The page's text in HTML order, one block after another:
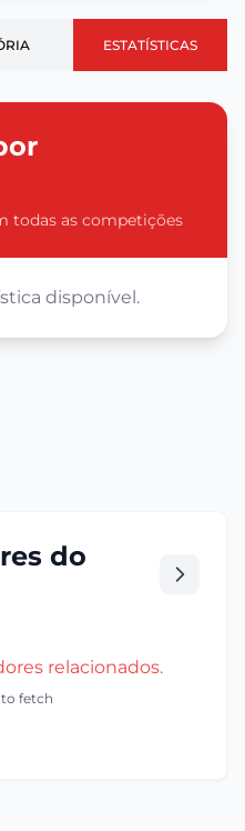
ESTATÍSTICAS
todas as competições
disponível.
do
relacionados.
to fetch